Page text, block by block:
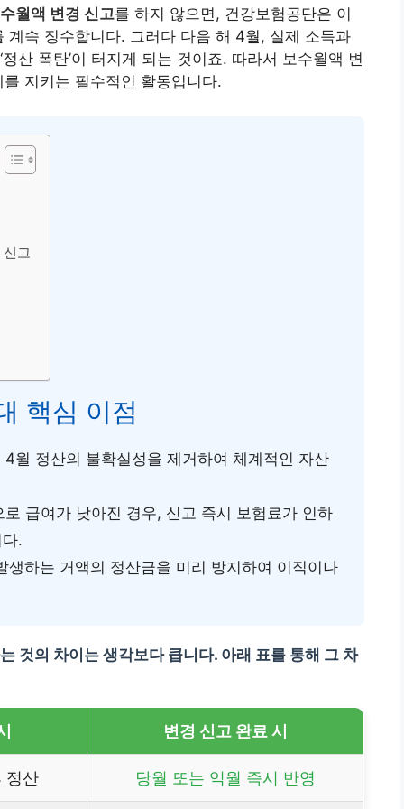
월액 변경 신고를 하지 않으면, 건강보험공단은 이
속 징수합니다. 그러다 다음 해 4월, 실제 소득과
산 폭탄’이 터지게 되는 것이죠. 따라서 보수월액 변
지키는 필수적인 활동입니다.
고
핵심 이점
월 정산의 불확실성을 제거하여 체계적인 자산
급여가 낮아진 경우, 신고 즉시 보험료가 인하
.
생하는 거액의 정산금을 미리 방지하여 이직이나
것의 차이는 생각보다 큽니다. 아래 표를 통해 그 차
변경 신고 완료 시
정산 당월 또는 익월 즉시 반영